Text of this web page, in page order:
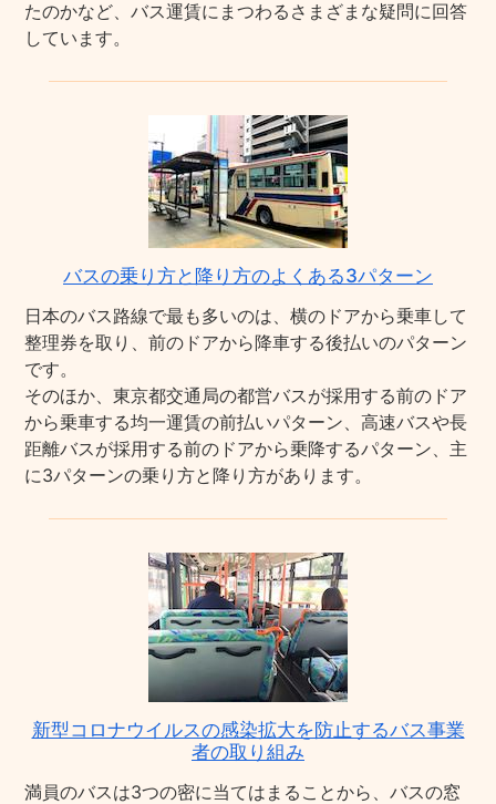
たのかなど、バス運賃にまつわるさまざまな疑問に回答
しています。
バスの乗り方と降り方のよくある3パターン
日本のバス路線で最も多いのは、横のドアから乗車して
整理券を取り、前のドアから降車する後払いのパターン
です。
そのほか、東京都交通局の都営バスが採用する前のドア
から乗車する均一運賃の前払いパターン、高速バスや長
距離バスが採用する前のドアから乗降するパターン、主
に3パターンの乗り方と降り方があります。
新型コロナウイルスの感染拡大を防止するバス事業
者の取り組み
満員のバスは3つの密に当てはまることから、バスの窓